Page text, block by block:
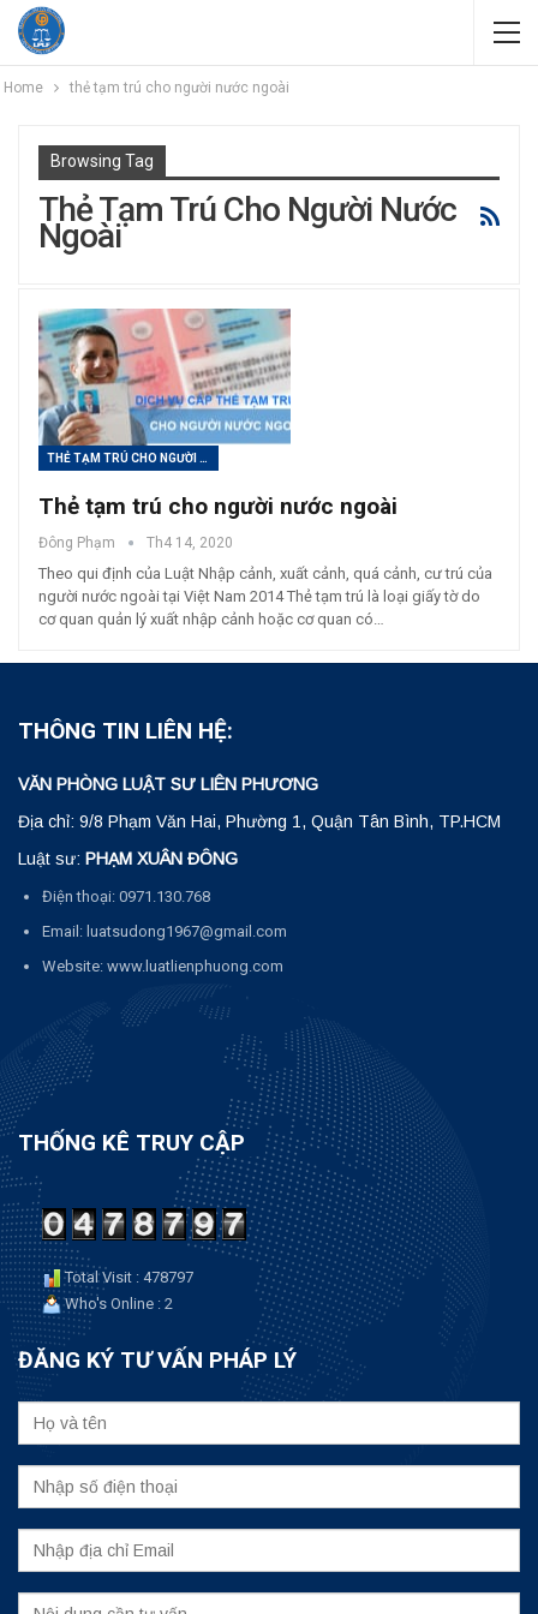
Home thẻ tạm trú cho người nước ngoài
Browsing Tag
Thẻ Tạm Trú Cho Người Nước
Ngoài
THẺ TẠM TRÚ CHO NGƯỜI NƯỚC NGOÀI
Thẻ tạm trú cho người nước ngoài
Đông Phạm Th4 14, 2020
Theo qui định của Luật Nhập cảnh, xuất cảnh, quá cảnh, cư trú của
người nước ngoài tại Việt Nam 2014 Thẻ tạm trú là loại giấy tờ do
cơ quan quản lý xuất nhập cảnh hoặc cơ quan có…
THÔNG TIN LIÊN HỆ:
VĂN PHÒNG LUẬT SƯ LIÊN PHƯƠNG
Địa chỉ: 9/8 Phạm Văn Hai, Phường 1, Quận Tân Bình, TP.HCM
Luật sư: PHẠM XUÂN ĐÔNG
Điện thoại: 0971.130.768
Email: luatsudong1967@gmail.com
Website: www.luatlienphuong.com
THỐNG KÊ TRUY CẬP
Total Visit : 478797
Who's Online : 2
ĐĂNG KÝ TƯ VẤN PHÁP LÝ